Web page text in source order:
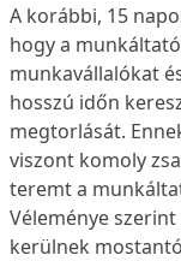
A korábbi, 15
hogy a
munkavállalókat
hosszú időn
megtorlását.
viszont komoly
teremt a
Véleménye
kerülnek